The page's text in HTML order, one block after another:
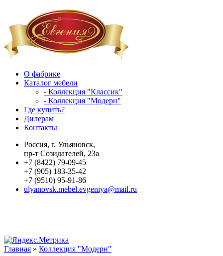
О фабрике
Каталог мебели
- Коллекция "Классик"
- Коллекция "Модерн"
Где купить?
Дилерам
Контакты
Россия, г. Ульяновск,
пр-т Созидателей, 23а
+7 (8422) 79-09-45
+7 (905) 183-35-42
+7 (9510) 95-91-86
ulyanovsk.mebel.evgeniya@mail.ru
Главная » Коллекция "Модерн"